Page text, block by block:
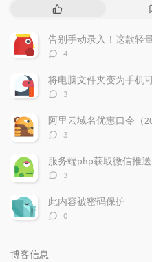
热
文
章
告别手动录入！这款轻
评
数：
4
将电脑文件夹变为手机
评
数：
3
阿里云域名优惠口令（
评
数：
3
服务端php获取微信推
评
数：
3
此内容被密码保护
评
0
博客信息